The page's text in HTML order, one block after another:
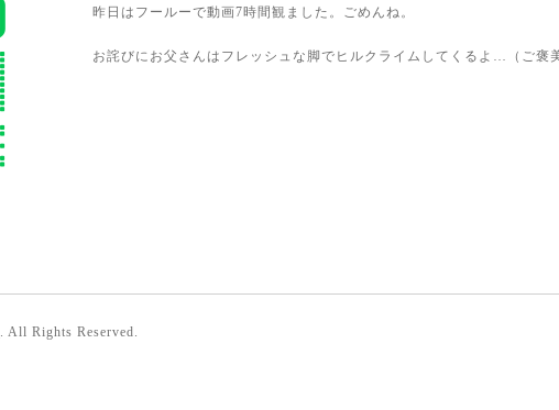
昨日はフールーで動画7時間観ました。ごめんね。
お詫びにお父さんはフレッシュな脚でヒルクライムしてくるよ…（ご褒
. All Rights Reserved.